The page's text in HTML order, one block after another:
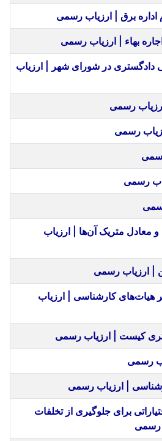
اداره برق | ارزیاب رسمی
بهاء | ارزیاب رسمی
در شورای شهر | ارزیاب
رسمی
رسمی
معادل متریک آن‌ها | ارزیاب
هیات‌های کارشناسی | ارزیاب
کیست | ارزیاب رسمی
رسمی
| ارزیاب رسمی
برای جلوگیری از تخلفات
رسمی